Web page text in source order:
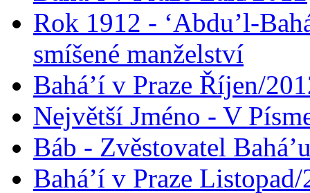
Rok 1912 - ‘Abdu’l-
smíšené manželství
Bahá’í v Praze Říjen/
Největší Jméno - V
Báb - Zvěstovatel
Bahá’í v Praze